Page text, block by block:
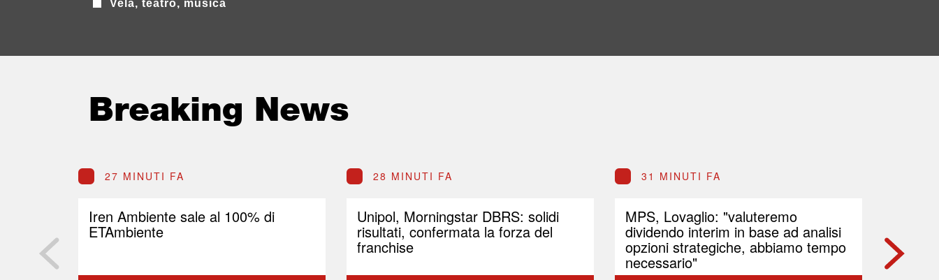
Vela, teatro, musica
Breaking News
27 MINUTI FA
Iren Ambiente sale al 100% di
ETAmbiente
28 MINUTI FA
Unipol, Morningstar DBRS: solidi
risultati, confermata la forza del
franchise
31 MINUTI FA
MPS, Lovaglio: "valuteremo
dividendo interim in base ad analisi
opzioni strategiche, abbiamo tempo
necessario"